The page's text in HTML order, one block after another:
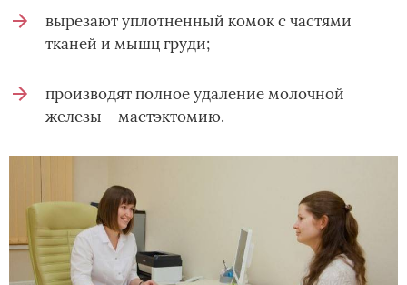
вырезают уплотненный комок с частями
тканей и мышц груди;
производят полное удаление молочной
железы – мастэктомию.